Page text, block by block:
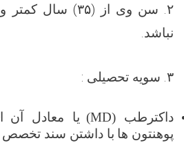
۲.
نباشد.
۳. سویه تحصیلی :
داکترطب (MD
) یا معادل آن
پوهنتون ها با داشتن سند تخصص